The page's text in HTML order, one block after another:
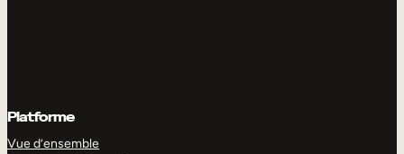
Platforme
Vue d’ensemble